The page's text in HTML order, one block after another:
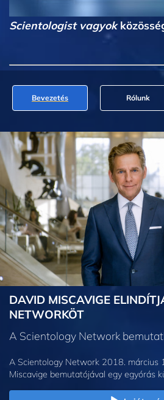
Scientologist vagyok
Bevezetés Rólunk
DAVID MISCAVIGE
NETWORKÖT
A Scientology Network
A Scientology Network 2018. március
Miscavige bemutatójával egy egyórás